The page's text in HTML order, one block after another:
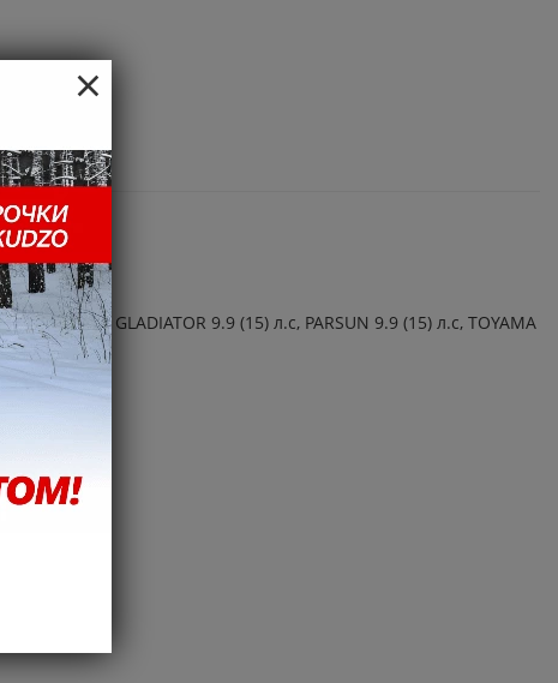
(15) л.с, GLADIATOR 9.9 (15) л.с, PARSUN 9.9 (15) л.с, TOYAMA
×